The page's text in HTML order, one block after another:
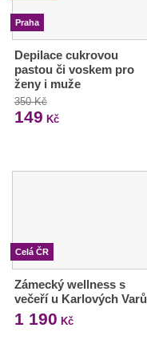
Praha
Depilace cukrovou
pastou či voskem pro
ženy i muže
350 Kč
149 Kč
Celá ČR
Zámecký wellness s
večeří u Karlových Varů
1 190 Kč